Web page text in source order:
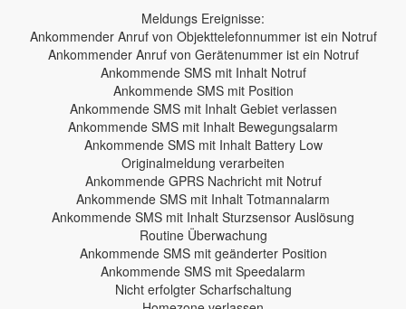
Meldungs Ereignisse:
Ankommender Anruf von Objekttelefonnummer ist ein Notruf
Ankommender Anruf von Gerätenummer ist ein Notruf
Ankommende SMS mit Inhalt Notruf
Ankommende SMS mit Position
Ankommende SMS mit Inhalt Gebiet verlassen
Ankommende SMS mit Inhalt Bewegungsalarm
Ankommende SMS mit Inhalt Battery Low
Originalmeldung verarbeiten
Ankommende GPRS Nachricht mit Notruf
Ankommende SMS mit Inhalt Totmannalarm
Ankommende SMS mit Inhalt Sturzsensor Auslösung
Routine Überwachung
Ankommende SMS mit geänderter Position
Ankommende SMS mit Speedalarm
Nicht erfolgter Scharfschaltung